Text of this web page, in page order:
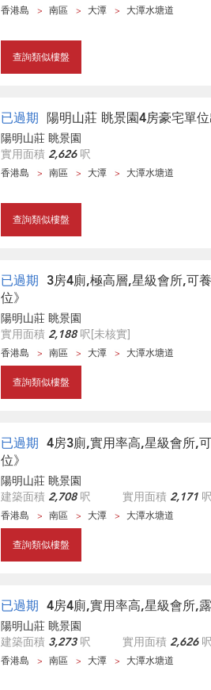
香港島 南區 大潭 大潭水塘道
查詢類似樓盤
已過期 陽明山莊 眺景園4房豪宅單
陽明山莊 眺景園
實用面積 2,626呎
香港島 南區 大潭 大潭水塘道
查詢類似樓盤
已過期 3房4廁,極高層,星級會所,可
位》
陽明山莊 眺景園
實用面積 2,188呎[未核實]
香港島 南區 大潭 大潭水塘道
查詢類似樓盤
已過期 4房3廁,實用率高,星級會所,
位》
陽明山莊 眺景園
建築面積 2,708呎 實用面積 2,171 呎
香港島 南區 大潭 大潭水塘道
查詢類似樓盤
已過期 4房4廁,實用率高,星級會所,
陽明山莊 眺景園
建築面積 3,273呎 實用面積 2,626呎
香港島 南區 大潭 大潭水塘道